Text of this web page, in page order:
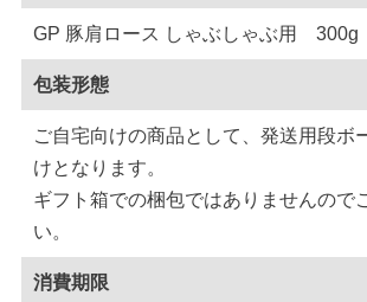
GP 豚肩ロース しゃぶしゃぶ用 300g
包装形態
ご自宅向けの商品として、発送用段ボ
けとなります。
ギフト箱での梱包ではありませんので
い。
消費期限